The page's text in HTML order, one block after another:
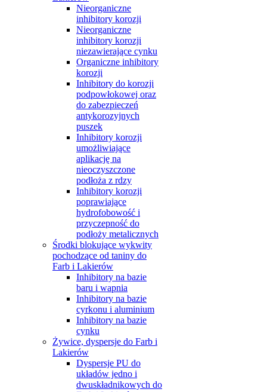
Nieorganiczne
inhibitory korozji
Nieorganiczne
inhibitory korozji
niezawierające cynku
Organiczne inhibitory
korozji
Inhibitory do korozji
podpowłokowej oraz
do zabezpieczeń
antykorozyjnych
puszek
Inhibitory korozji
umożliwiające
aplikację na
nieoczyszczone
podłoża z rdzy
Inhibitory korozji
poprawiające
hydrofobowość i
przyczepność do
podłoży metalicznych
Środki blokujące wykwity
pochodzące od taniny do
Farb i Lakierów
Inhibitory na bazie
baru i wapnia
Inhibitory na bazie
cyrkonu i aluminium
Inhibitory na bazie
cynku
Żywice, dyspersje do Farb i
Lakierów
Dyspersje PU do
układów jedno i
dwuskładnikowych do